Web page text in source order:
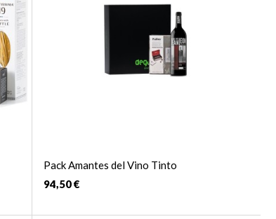
Pack Amantes del Vino Tinto
94,50 €